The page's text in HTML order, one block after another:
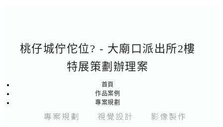
桃仔城佇佗位? - 大廟口派出所2樓
特展策劃辦理案
首頁
作品案例
專案規劃
專案規劃 視覺設計 影像製作